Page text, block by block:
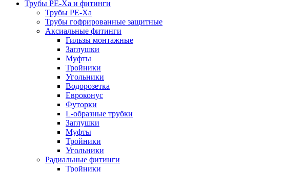
Трубы РЕ-Ха и фитинги
Трубы РЕ-Ха
Трубы гофрированные защитные
Аксиальные фитинги
Гильзы монтажные
Заглушки
Муфты
Тройники
Угольники
Водорозетка
Евроконус
Футорки
L-образные трубки
Заглушки
Муфты
Тройники
Угольники
Радиальные фитинги
Тройники